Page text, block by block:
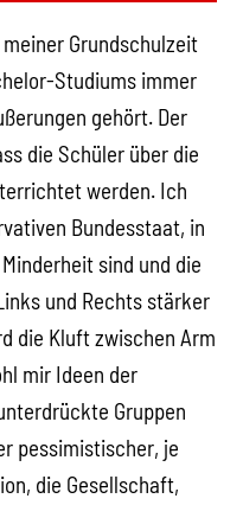
Grundschulzeit
Studiums immer
gehört. Der
die Schüler über die
werden. Ich
Bundesstaat, in
sind und die
und Rechts stärker
die Kluft zwischen Arm
mir Ideen der
Gruppen
pessimistischer, je
die Gesellschaft,